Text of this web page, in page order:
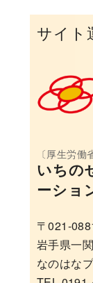
サイト
いちの
ーショ
〒021-
岩手県一
なのはな